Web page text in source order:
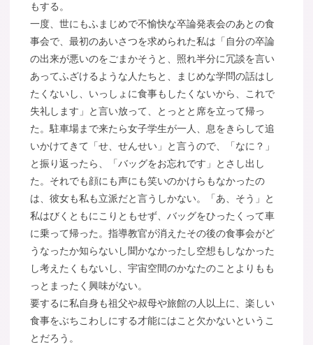
もする。
一度、世にもふまじめで不愉快な卒論発表会のあとの食
事会で、最初のあいさつを求められた私は「自分の卒論
の出来が悪いのをごまかそうと、照れ半分に冗談を言い
あってふざけるような人たちと、まじめな学問の話はし
たくないし、いっしょに食事もしたくないから、これで
失礼します」と言い放って、とっとと席を立って帰っ
た。駐車場まで来たら女子学生が一人、息をきらして追
いかけてきて「せ、せんせい」と言うので、「なに？」
と振り返ったら、「バッグをお忘れです」とさし出し
た。それでも顔にも声にも笑いのかけらもなかったの
は、彼女も私も立派だと言うしかない。「あ、そう」と
私はびくともにこりともせず、バッグをひったくって車
に乗って帰った。指導教官が消えたその後の食事会がど
うなったか知らないし聞かなかったし空想もしなかった
し考えたくもないし、宇宙空間のかなたのことよりもも
っとまったく興味がない。
要するに私自身も祖父や叔母や旅館の人以上に、楽しい
食事をぶちこわしにする才能にはこと欠かないというこ
とだろう。